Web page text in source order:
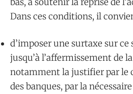
Dans ces conditions, il
d’imposer une surtaxe sur ce
jusqu’à l’affermissement de
notamment la justifier par le
des banques, par la